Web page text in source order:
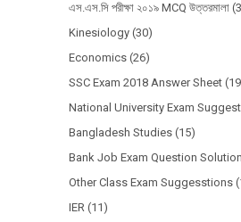
এস.এস.সি পরীক্ষা ২০১৯ MCQ উত্তরমালা
Kinesiology (30)
Economics (26)
SSC Exam 2018 Answer Sheet
National University Exam
Bangladesh Studies (15)
Bank Job Exam Question Solution
Other Class Exam Suggesstions
IER (11)